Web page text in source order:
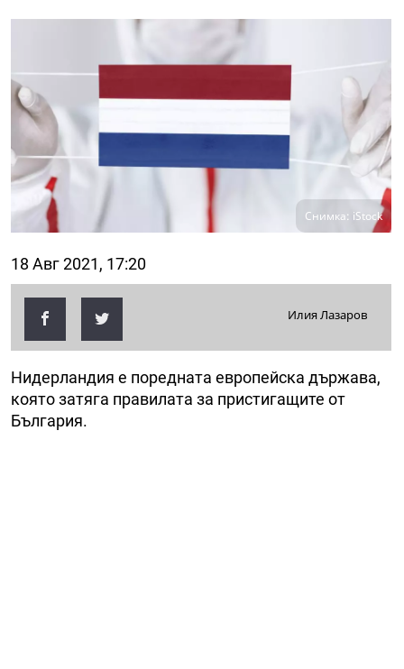
Снимка: iStock
18 Авг 2021, 17:20
Илия Лазаров
Нидерландия е поредната европейска държава,
която затяга правилата за пристигащите от
България.